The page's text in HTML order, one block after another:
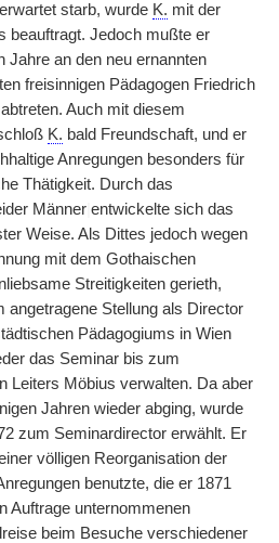
starb, wurde K. mit der
beauftragt. Jedoch mußte er
Jahre an den neu ernannten
freisinnigen Pädagogen Friedrich
Auch mit diesem
K. bald Freundschaft, und er
Anregungen besonders für
Thätigkeit. Durch das
Männer entwickelte sich das
Weise. Als Dittes jedoch wegen
mit dem Gothaischen
Streitigkeiten gerieth,
angetragene Stellung als Director
Pädagogiums in Wien
das Seminar bis zum
Leiters Möbius verwalten. Da aber
Jahren wieder abging, wurde
zum Seminardirector erwählt. Er
völligen Reorganisation der
benutzte, die er 1871
Auftrage unternommenen
beim Besuche verschiedener